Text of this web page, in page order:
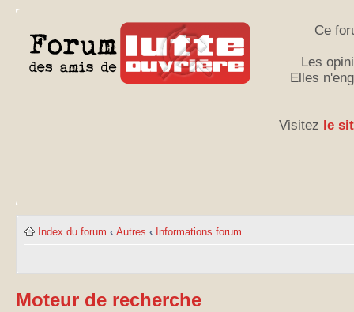
Ce
Les
Elles
Visitez le
Index du forum ‹ Autres ‹ Informations forum
Moteur de recherche